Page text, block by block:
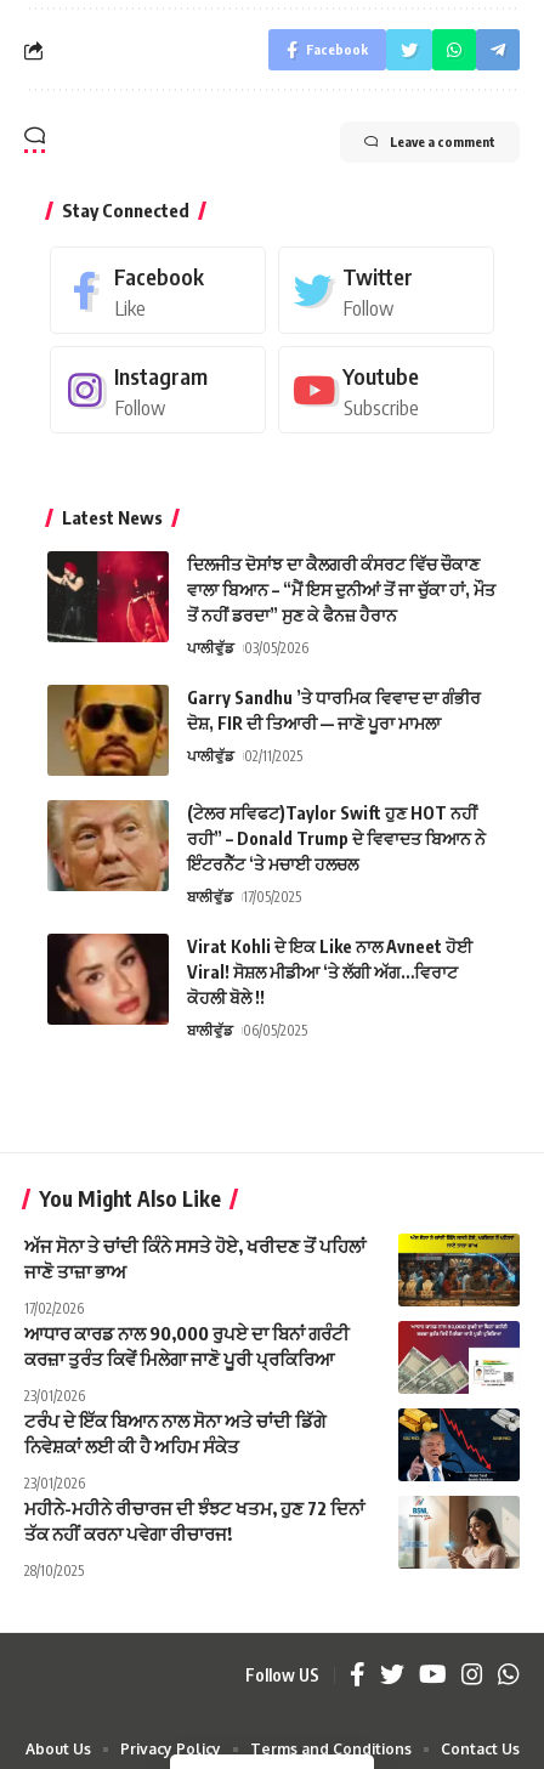
Facebook
Leave a comment
Stay Connected
Facebook
Like
Twitter
Follow
Instagram
Follow
Youtube
Subscribe
Latest News
ਦਿਲਜੀਤ ਦੋਸਾਂਝ ਦਾ ਕੈਲਗਰੀ ਕੰਸਰਟ ਵਿੱਚ ਚੌਕਾਣ
ਵਾਲਾ ਬਿਆਨ – “ਮੈਂ ਇਸ ਦੁਨੀਆਂ ਤੋਂ ਜਾ ਚੁੱਕਾ ਹਾਂ, ਮੌਤ
ਤੋਂ ਨਹੀਂ ਡਰਦਾ” ਸੁਣ ਕੇ ਫੈਨਜ਼ ਹੈਰਾਨ
ਪਾਲੀਵੁੱਡ 03/05/2026
Garry Sandhu ’ਤੇ ਧਾਰਮਿਕ ਵਿਵਾਦ ਦਾ ਗੰਭੀਰ
ਦੋਸ਼, FIR ਦੀ ਤਿਆਰੀ — ਜਾਣੋ ਪੂਰਾ ਮਾਮਲਾ
ਪਾਲੀਵੁੱਡ 02/11/2025
(ਟੇਲਰ ਸਵਿਫਟ)Taylor Swift ਹੁਣ HOT ਨਹੀਂ
ਰਹੀ” – Donald Trump ਦੇ ਵਿਵਾਦਤ ਬਿਆਨ ਨੇ
ਇੰਟਰਨੈੱਟ ‘ਤੇ ਮਚਾਈ ਹਲਚਲ
ਬਾਲੀਵੁੱਡ 17/05/2025
Virat Kohli ਦੇ ਇਕ Like ਨਾਲ Avneet ਹੋਈ
Viral! ਸੋਸ਼ਲ ਮੀਡੀਆ ‘ਤੇ ਲੱਗੀ ਅੱਗ…ਵਿਰਾਟ
ਕੋਹਲੀ ਬੋਲੇ !!
ਬਾਲੀਵੁੱਡ 06/05/2025
You Might Also Like
ਅੱਜ ਸੋਨਾ ਤੇ ਚਾਂਦੀ ਕਿੰਨੇ ਸਸਤੇ ਹੋਏ, ਖਰੀਦਣ ਤੋਂ ਪਹਿਲਾਂ
ਜਾਣੋ ਤਾਜ਼ਾ ਭਾਅ
17/02/2026
ਆਧਾਰ ਕਾਰਡ ਨਾਲ 90,000 ਰੁਪਏ ਦਾ ਬਿਨਾਂ ਗਰੰਟੀ
ਕਰਜ਼ਾ ਤੁਰੰਤ ਕਿਵੇਂ ਮਿਲੇਗਾ ਜਾਣੋ ਪੂਰੀ ਪ੍ਰਕਿਰਿਆ
23/01/2026
ਟਰੰਪ ਦੇ ਇੱਕ ਬਿਆਨ ਨਾਲ ਸੋਨਾ ਅਤੇ ਚਾਂਦੀ ਡਿੱਗੇ
ਨਿਵੇਸ਼ਕਾਂ ਲਈ ਕੀ ਹੈ ਅਹਿਮ ਸੰਕੇਤ
23/01/2026
ਮਹੀਨੇ-ਮਹੀਨੇ ਰੀਚਾਰਜ ਦੀ ਝੰਝਟ ਖਤਮ, ਹੁਣ 72 ਦਿਨਾਂ
ਤੱਕ ਨਹੀਂ ਕਰਨਾ ਪਵੇਗਾ ਰੀਚਾਰਜ!
28/10/2025
Follow US
About Us Privacy Policy Terms and Conditions Contact Us